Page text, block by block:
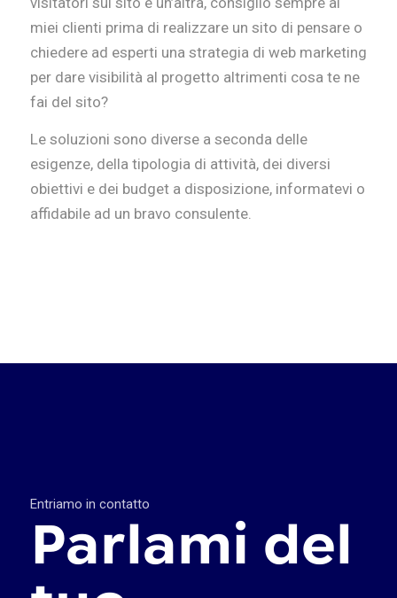
miei clienti prima di realizzare un sito di pensare o
chiedere ad esperti una strategia di web marketing
per dare visibilità al progetto altrimenti cosa te ne
fai del sito?
Le soluzioni sono diverse a seconda delle
esigenze, della tipologia di attività, dei diversi
obiettivi e dei budget a disposizione, informatevi o
affidabile ad un bravo consulente.
Entriamo in contatto
Parlami del